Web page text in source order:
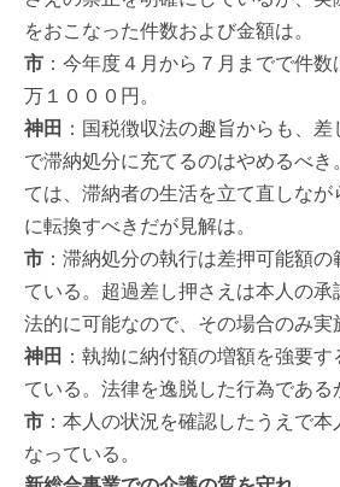
をおこなった件数および金額は。
市 ：今年度４月から７月までで件数
万１０００円。
神田 ：国税徴収法の趣旨からも、
で滞納処分に充てるのはやめるべき
ては、滞納者の生活を立て直しなが
に転換すべきだが見解は。
市 ：滞納処分の執行は差押可能額
ている。超過差し押さえは本人の承
法的に可能なので、その場合のみ実
神田 ：執拗に納付額の増額を強要
ている。法律を逸脱した行為である
市 ：本人の状況を確認したうえで
なっている。